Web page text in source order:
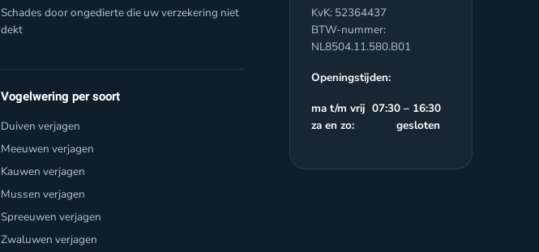
Schades door ongedierte die uw verzekering niet
dekt
Vogelwering per soort
Duiven verjagen
Meeuwen verjagen
Kauwen verjagen
Mussen verjagen
Spreeuwen verjagen
Zwaluwen verjagen
KvK: 52364437
BTW-nummer:
NL8504.11.580.B01
Openingstijden:
ma t/m vrij 07:30 – 16:30
za en zo: gesloten